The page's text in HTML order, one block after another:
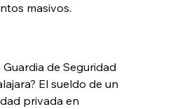
masivos.
de Seguridad
El sueldo de un
privada en